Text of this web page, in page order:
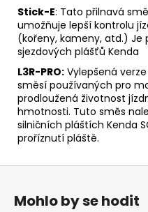
Stick-E: Tato přilnavá
umožňuje lepší kontrolu
(kořeny, kameny, atd.) Je
sjezdových plášťů Kenda
L3R-PRO: Vylepšená
směsí používaných pro
prodloužená životnost
hmotnosti. Tuto směs
silničních pláštích Kenda
proříznutí pláště.
Mohlo by se hodit